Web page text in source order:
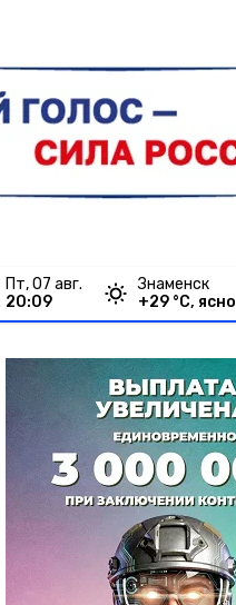
пт, 07 авг.
20:09
Знаменск
+29 °С, ясно